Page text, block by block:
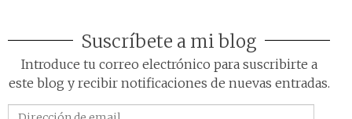
Suscríbete a mi blog
Introduce tu correo electrónico para suscribirte a
este blog y recibir notificaciones de nuevas entradas.